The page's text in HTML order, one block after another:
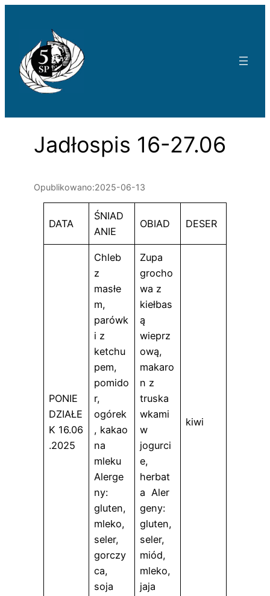
Jadłospis 16-27.06
Opublikowano:2025-06-13
DATA
ŚNIAD
ANIE
OBIAD DESER
PONIE
DZIAŁE
K 16.06
.2025
Chleb
z
masłe
m,
parówk
i z
ketchu
pem,
pomido
r,
ogórek
, kakao
na
mleku
Alerge
ny:
gluten,
mleko,
seler,
gorczy
ca,
soja
Zupa
grocho
wa z
kiełbas
ą
wieprz
ową,
makaro
n z
truska
wkami
w
jogurci
e,
herbat
a Aler
geny:
gluten,
seler,
miód,
mleko,
jaja
kiwi